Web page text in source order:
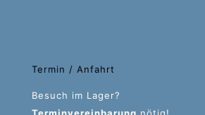
Termin / Anfahrt
Besuch im Lager?